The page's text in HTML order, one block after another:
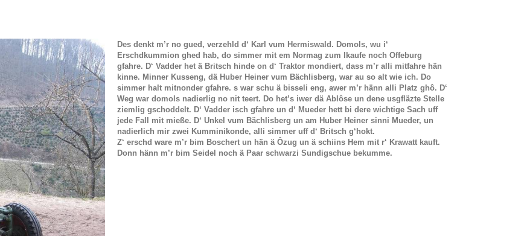
Des denkt m’r no gued, verzehld d‘ Karl vum Hermiswald. Domols, wu i‘
Erschdkummion ghed hab, do simmer mit em Normag zum Ikaufe noch Offeburg
gfahre. D‘ Vadder het ä Britsch hinde on d‘ Traktor mondiert, dass m’r alli mitfahre hän
kinne. Minner Kusseng, dä Huber Heiner vum Bächlisberg, war au so alt wie ich. Do
simmer halt mitnonder gfahre. s war schu ä bisseli eng, awer m’r hänn alli Platz ghô. D‘
Weg war domols nadierlig no nit teert. Do het’s iwer dä Ablôse un dene usgfläzte Stelle
ziemlig gschoddelt. D‘ Vadder isch gfahre un d‘ Mueder hett bi dere wichtige Sach uff
jede Fall mit mieße. D‘ Unkel vum Bächlisberg un am Huber Heiner sinni Mueder, un
nadierlich mir zwei Kumminikonde, alli simmer uff d‘ Britsch g‘hokt.
Z‘ erschd ware m’r bim Boschert un hän ä Ôzug un ä schiins Hem mit r‘ Krawatt kauft.
Donn hänn m’r bim Seidel noch ä Paar schwarzi Sundigschue bekumme.